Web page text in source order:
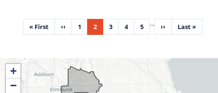
Pagination
First
page
« First
Previous
page
‹‹ Page
1
Current
page
2 Page
3 Page
4 Page
5 …
Next
page
››
Last
page
Last »
IL04
District
Map
+
−